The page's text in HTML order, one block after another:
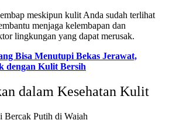
meskipun kulit Anda sudah terlihat
menjaga kelembapan dan
lingkungan yang dapat merusak.
Bisa Menutupi Bekas Jerawat,
dengan Kulit Bersih
dalam Kesehatan Kulit